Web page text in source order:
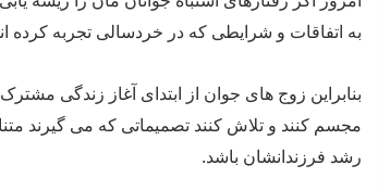
به اتفاقات و شرایطی که در خردسالی تجربه کرده
بنابراین زوج های جوان از ابتدای آغاز زندگی
مجسم کنند و تلاش کنند تصمیماتی که می گیرند
رشد فرزندانشان باشد.